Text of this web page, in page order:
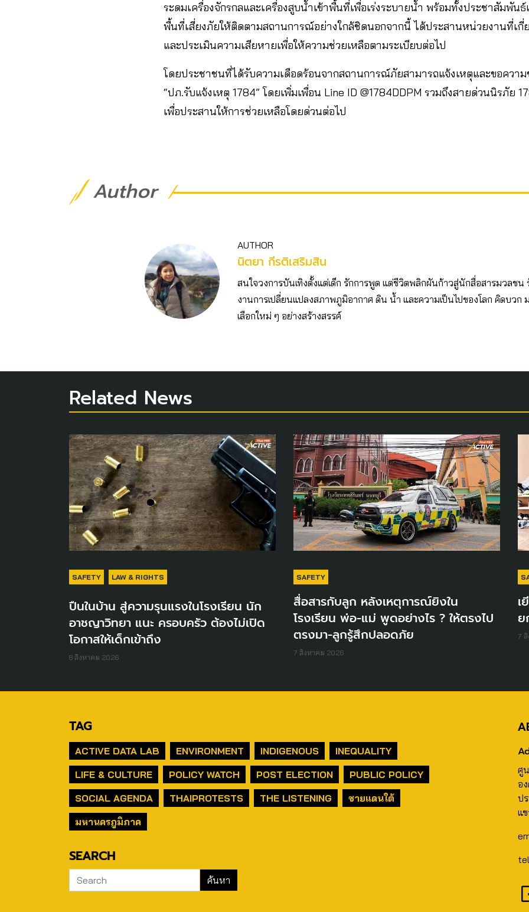
ระดมเครื่องจักรกลและเครื่องสูบน้ำเข้าพื้นที่เพื่อเร่งระบายน้ำ พร้อมทั้งประชาสัมพัน
พื้นที่เสี่ยงภัยให้ติดตามสถานการณ์อย่างใกล้ชิดนอกจากนี้ ได้ประสานหน่วยงานที่เกี่
และประเมินความเสียหายเพื่อให้ความช่วยเหลือตามระเบียบต่อไป
โดยประชาชนที่ได้รับความเดือดร้อนจากสถานการณ์ภัยสามารถแจ้งเหตุและขอควา
“ปภ.รับแจ้งเหตุ 1784” โดยเพิ่มเพื่อน Line ID @1784DDPM รวมถึงสายด่วนนิรภัย
เพื่อประสานให้การช่วยเหลือโดยด่วนต่อไป
Author
AUTHOR
นิตยา กีรติเสริมสิน
สนใจวงการบันเทิงตั้งแต่เด็ก รักการพูด แต่ชีวิตพลิกผันก้าวสู่นักสื่อสารมวลชน
งานการเปลี่ยนแปลงสภาพภูมิอากาศ ดิน น้ำ และความเป็นไปของโลก คิดบวก
เลือกใหม่ ๆ อย่างสร้างสรรค์
Related News
SAFETY LAW & RIGHTS
ปืนในบ้าน สู่ความรุนแรงในโรงเรียน นัก
อาชญาวิทยา แนะ ครอบครัว ต้องไม่เปิด
โอกาสให้เด็กเข้าถึง
8 สิงหาคม 2026
SAFETY
สื่อสารกับลูก หลังเหตุการณ์ยิงใน
โรงเรียน พ่อ-แม่ พูดอย่างไร ? ให้ตรงไป
ตรงมา-ลูกรู้สึกปลอดภัย
7 สิงหาคม 2026
เ
ย
7
TAG
ACTIVE DATA LAB ENVIRONMENT INDIGENOUS
INEQUALITY
LIFE & CULTURE
POLICY WATCH POST ELECTION
PUBLIC POLICY
SOCIAL AGENDA
THAIPROTESTS THE LISTENING
ชายแดนใต้
มหานครภูมิภาค
SEARCH
ศู
อ
ป
แ